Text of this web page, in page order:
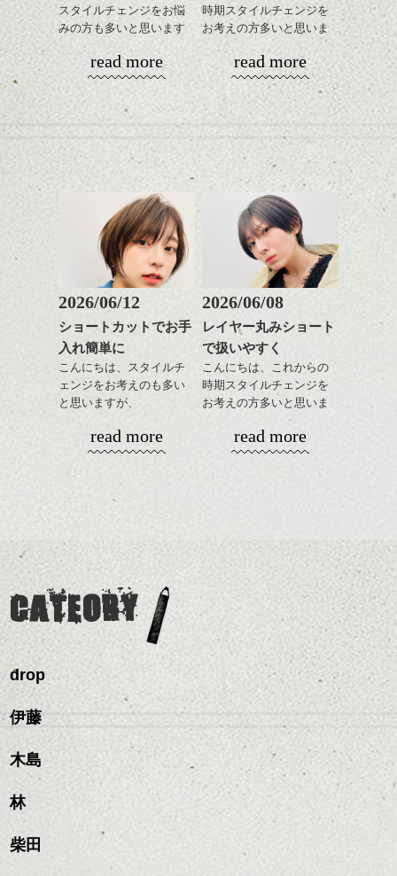
ハロウィンが近かったので、キャンプ場の
畑でとれたカボチャでつくったランタンを
発見！
次の日のお昼は手作りピザ！！
手のひらサイズのピザをたくさん作りまし
た (^^ ♪
もちろん、窯もあります！
ックスをなじませるだけ
に。
これからのスタイルチェ
ンジの事、髪質に合った
お手入れ方法等、
是非なんでもご相談して
下さいね。
お待ちしております。
シバタ
ハンサムショート／ヘッド
スパ／伸びても目立たない
レイヤージュ/縮毛矯正
ーリングをプラスして透
明感を表現すると
更に雰囲気が出やすくな
って毎日のお手入れも簡
さり気ない程度にハイラ
イトをいれるのもおすす
め。
ワックスとオイル、バー
ム等の質感を調整しやす
いものを全体になじませ
整えるだけですよ。
ンジの事等
是非なんでもご相談して
下さい。
お待ちしております
せます。
質感をかるくととのえな
がら耳かけアレンジする
のも良い感じです。
これからのスタイルチェ
ンジ、似合うカラーリン
グの事やお手入れ方法な
ど
是非なんでもご相談して
下さいね。
スタイルチェンジをお悩
みの方も多いと思います
やっぱりボブでお手入れ
しやすいスタイルだと毎
日のスタイリングも簡単
で良いですよ。
あご下のラインでやや長
さを残したボブは雰囲気
も出しやすくていろいろ
おすすめですね。
前髪もやや重めにカット
してラインを強調するの
もこれからは良い感じで
す、
目元が引き締まった印象
に。
カラーリングとの組み合
わせで質感に変化をつけ
ながら楽しむ事ができる
のも
とても良いところです。
ダークトーンの色味でク
ールに演出するのもおす
ナチュラルなトーンの色
で柔らかさをプラスする
のも良いですね。
またクセ毛の方は質感調
整のストレートパーマで
更に扱いやすくなるので
おすすめです。
ドライした後オイルやワ
read more
時期スタイルチェンジを
お考えの方多いと思いま
コンパクトなフォルムが
全体のバランスを良く見
せてくれる効果もあり、
いろんなシーンに雰囲気
をだしやすくスタイリン
グも簡単で良いので朝の
時短にも◎
そんなショートカット。
軽めの前髪で透け感を演
出できるので、
この時期とてもおすすめ
ですよ。
感をプラスして
スタイリング方法は全体
をドライした後、
ワックスとオイルを混ぜ
ながらもみこみ、なじま
質感をかるくととのえな
がら耳かけアレンジする
のも良い感じです。
これからのスタイルチェ
グの事やお手入れ方法な
是非なんでもご相談して
read more
2026/06/12
ショートカットでお手
入れ簡単に
こんにちは、スタイルチ
ェンジをお考えのも多い
と思いますが、
演出したスタイルもこれ
からの季節とてもおすす
ですっきりした印象にな
るようカット。
全体のボリューム感がコ
ンパクトになるようにす
るのが良い感じです。
に見せる効果のあるカラ
read more
2026/06/08
レイヤー丸みショート
で扱いやすく
こんにちは、これからの
時期スタイルチェンジを
お考えの方多いと思いま
コンパクトなフォルムが
グも簡単で良いので朝の
そんなショートカット。
軽めの前髪で透け感を演
この時期とてもおすすめ
ナチュラルなベージュカ
ラーで全体にツヤと透明
感をプラスして
質感も綺麗に見せやす
く。
スタイリング方法は全体
read more
CATEORY
drop
伊藤
木島
林
柴田